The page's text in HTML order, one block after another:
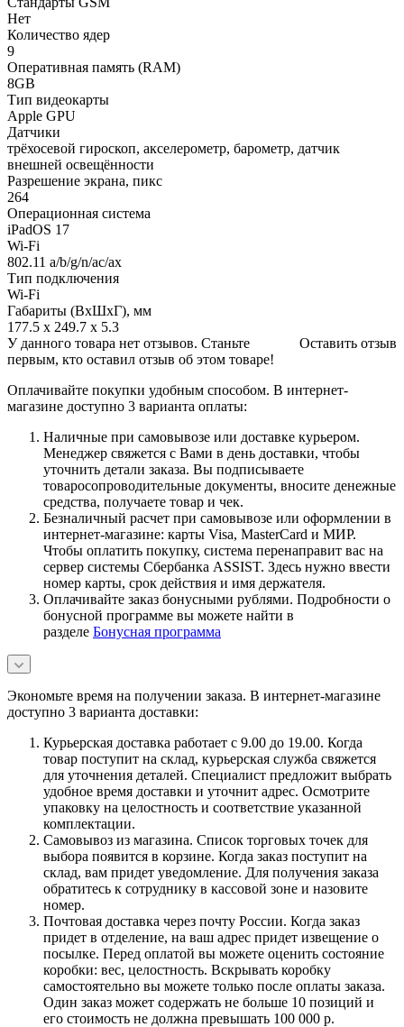
Нет
Количество ядер
9
Оперативная память (RAM)
8GB
Тип видеокарты
Apple GPU
Датчики
трёхосевой гироскоп, акселерометр, барометр, датчик
внешней освещённости
Разрешение экрана, пикс
264
Операционная система
iPadOS 17
Wi-Fi
802.11 a/b/g/n/ac/ax
Тип подключения
Wi-Fi
Габариты (ВхШхГ), мм
177.5 x 249.7 x 5.3
Оставить отзыв
У данного товара нет отзывов. Станьте
первым, кто оставил отзыв об этом товаре!
Оплачивайте покупки удобным способом. В интернет-
магазине доступно 3 варианта оплаты:
Наличные при самовывозе или доставке курьером.
Менеджер свяжется с Вами в день доставки, чтобы
уточнить детали заказа. Вы подписываете
товаросопроводительные документы, вносите денежные
средства, получаете товар и чек.
Безналичный расчет при самовывозе или оформлении в
интернет-магазине: карты Visa, MasterCard и МИР.
Чтобы оплатить покупку, система перенаправит вас на
сервер системы Сбербанка ASSIST. Здесь нужно ввести
номер карты, срок действия и имя держателя.
Оплачивайте заказ бонусными рублями. Подробности о
бонусной программе вы можете найти в
разделе Бонусная программа
Экономьте время на получении заказа. В интернет-магазине
доступно 3 варианта доставки:
Курьерская доставка работает с 9.00 до 19.00. Когда
товар поступит на склад, курьерская служба свяжется
для уточнения деталей. Специалист предложит выбрать
удобное время доставки и уточнит адрес. Осмотрите
упаковку на целостность и соответствие указанной
комплектации.
Самовывоз из магазина. Список торговых точек для
выбора появится в корзине. Когда заказ поступит на
склад, вам придет уведомление. Для получения заказа
обратитесь к сотруднику в кассовой зоне и назовите
номер.
Почтовая доставка через почту России. Когда заказ
придет в отделение, на ваш адрес придет извещение о
посылке. Перед оплатой вы можете оценить состояние
коробки: вес, целостность. Вскрывать коробку
самостоятельно вы можете только после оплаты заказа.
Один заказ может содержать не больше 10 позиций и
его стоимость не должна превышать 100 000 р.